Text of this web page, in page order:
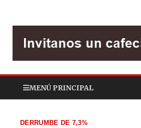
MENÚ PRINCIPAL
DERRUMBE DE 7,3%